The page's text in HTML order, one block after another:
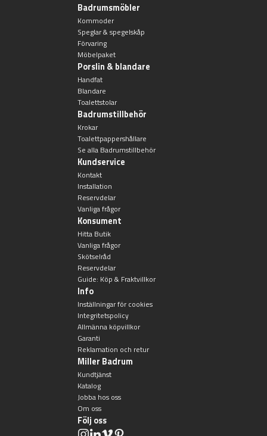
Badrumsmöbler
Kommoder
Speglar & spegelskåp
Förvaring
Möbelpaket
Porslin & blandare
Handfat
Blandare
Toalettstolar
Badrumstillbehör
Krokar
Toalettpappershållare
Se alla Badrumstillbehör
Kundservice
Kontakt
Installation
Reservdelar
Vanliga frågor
Konsument
Hitta Butik
Vanliga frågor
Skötselråd
Reservdelar
Guide: Köp & Fraktvillkor
Info
Inställningar för cookies
Integritetspolicy
Allmänna köpvillkor
Garanti
Reklamation och retur
Miller Badrum
Kundtjänst
Katalog
Jobba hos oss
Om oss
Följ oss